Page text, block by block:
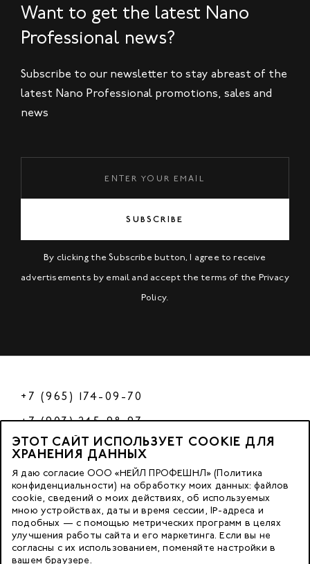
Want to get the latest Nano
Professional news?
Subscribe to our newsletter to stay abreast of the
latest Nano Professional promotions, sales and
news
SUBSCRIBE
By clicking the Subscribe button, I agree to receive
advertisements by email and accept the terms of the Privacy
Policy.
+7 (965) 174-09-70
+7 (903) 245-98-97
РФ
© 2023 Nano Prof
117342, Russia, Moscow, Butlerova Street. 17, «BC Neo Geo»
floor 3, office 3079
ЭТОТ САЙТ ИСПОЛЬЗУЕТ COOKIE ДЛЯ
ХРАНЕНИЯ ДАННЫХ
Я даю согласие ООО «НЕЙЛ ПРОФЕШНЛ» (Политика
конфиденциальности) на обработку моих данных: файлов
cookie, сведений о моих действиях, об используемых
мною устройствах, даты и время сессии, IP-адреса и
подобных — с помощью метрических программ в целях
улучшения работы сайта и его маркетинга. Если вы не
согласны с их использованием, поменяйте настройки в
вашем браузере.